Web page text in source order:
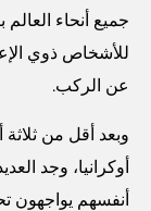
جميع أنحاء العالم
للأشخاص ذوي
عن الركب.
وبعد أقل من ثلاثة
أوكرانيا، وجد
أنفسهم يواجهون